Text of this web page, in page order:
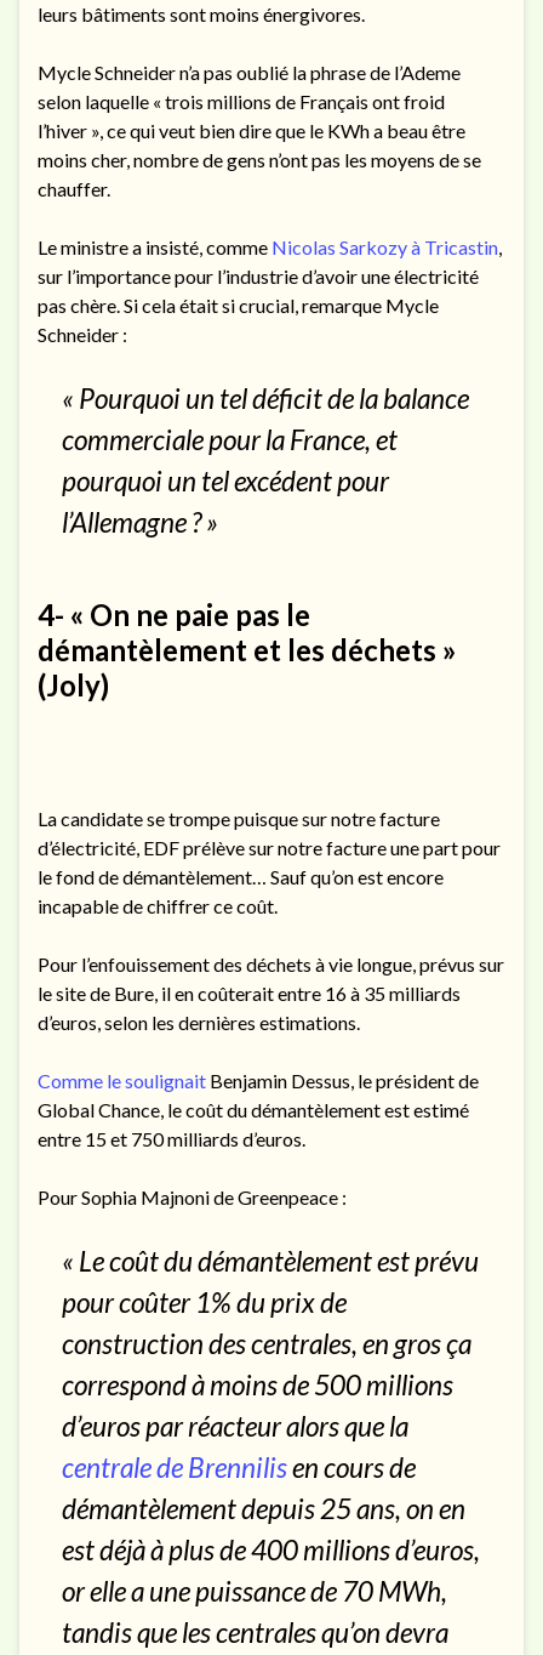
leurs bâtiments sont moins énergivores.
Mycle Schneider n’a pas oublié la phrase de l’Ademe
selon laquelle « trois millions de Français ont froid
l’hiver », ce qui veut bien dire que le KWh a beau être
moins cher, nombre de gens n’ont pas les moyens de se
chauffer.
Le ministre a insisté, comme Nicolas Sarkozy à Tricastin,
sur l’importance pour l’industrie d’avoir une électricité
pas chère. Si cela était si crucial, remarque Mycle
Schneider :
« Pourquoi un tel déficit de la balance
commerciale pour la France, et
pourquoi un tel excédent pour
l’Allemagne ? »
4- « On ne paie pas le
démantèlement et les déchets »
(Joly)
La candidate se trompe puisque sur notre facture
d’électricité, EDF prélève sur notre facture une part pour
le fond de démantèlement… Sauf qu’on est encore
incapable de chiffrer ce coût.
Pour l’enfouissement des déchets à vie longue, prévus sur
le site de Bure, il en coûterait entre 16 à 35 milliards
d’euros, selon les dernières estimations.
Comme le soulignait Benjamin Dessus, le président de
Global Chance, le coût du démantèlement est estimé
entre 15 et 750 milliards d’euros.
Pour Sophia Majnoni de Greenpeace :
« Le coût du démantèlement est prévu
pour coûter 1% du prix de
construction des centrales, en gros ça
correspond à moins de 500 millions
d’euros par réacteur alors que la
centrale de Brennilisen cours de
démantèlement depuis 25 ans, on en
est déjà à plus de 400 millions d’euros,
or elle a une puissance de 70 MWh,
tandis que les centrales qu’on devra